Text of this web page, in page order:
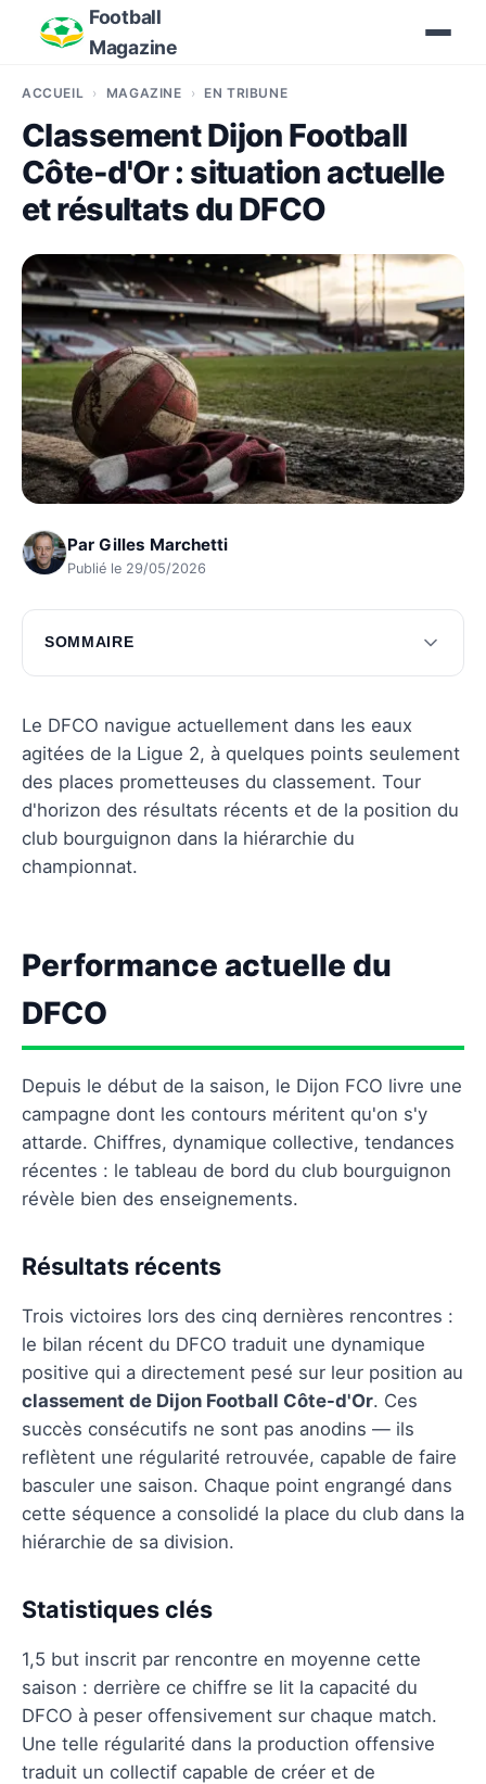
Football
Magazine
ACCUEIL MAGAZINE EN TRIBUNE
Classement Dijon Football
Côte-d'Or : situation actuelle
et résultats du DFCO
Par Gilles Marchetti
Publié le 29/05/2026
SOMMAIRE
Performance actuelle du DFCO
Joueurs à suivre au DFCO
Comparaison avec les concurrents
Perspectives pour le DFCO
Questions fréquentes
Le DFCO navigue actuellement dans les eaux
agitées de la Ligue 2, à quelques points seulement
des places prometteuses du classement. Tour
d'horizon des résultats récents et de la position du
club bourguignon dans la hiérarchie du
championnat.
Performance actuelle du
DFCO
Depuis le début de la saison, le Dijon FCO livre une
campagne dont les contours méritent qu'on s'y
attarde. Chiffres, dynamique collective, tendances
récentes : le tableau de bord du club bourguignon
révèle bien des enseignements.
Résultats récents
Trois victoires lors des cinq dernières rencontres :
le bilan récent du DFCO traduit une dynamique
positive qui a directement pesé sur leur position au
classement de Dijon Football Côte-d'Or. Ces
succès consécutifs ne sont pas anodins — ils
reflètent une régularité retrouvée, capable de faire
basculer une saison. Chaque point engrangé dans
cette séquence a consolidé la place du club dans la
hiérarchie de sa division.
Statistiques clés
1,5 but inscrit par rencontre en moyenne cette
saison : derrière ce chiffre se lit la capacité du
DFCO à peser offensivement sur chaque match.
Une telle régularité dans la production offensive
traduit un collectif capable de créer et de